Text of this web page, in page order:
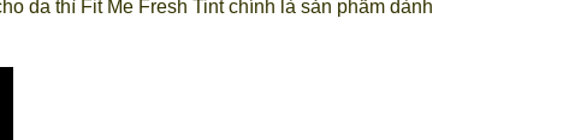
da thì Fit Me Fresh Tint chính là sản phẩm dành